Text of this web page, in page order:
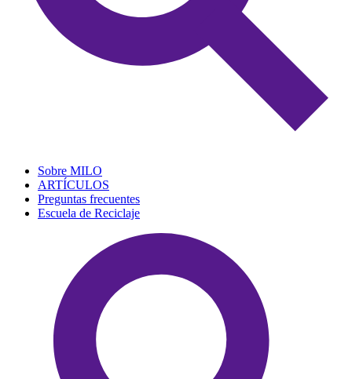
Sobre MILO
ARTÍCULOS
Preguntas frecuentes
Escuela de Reciclaje